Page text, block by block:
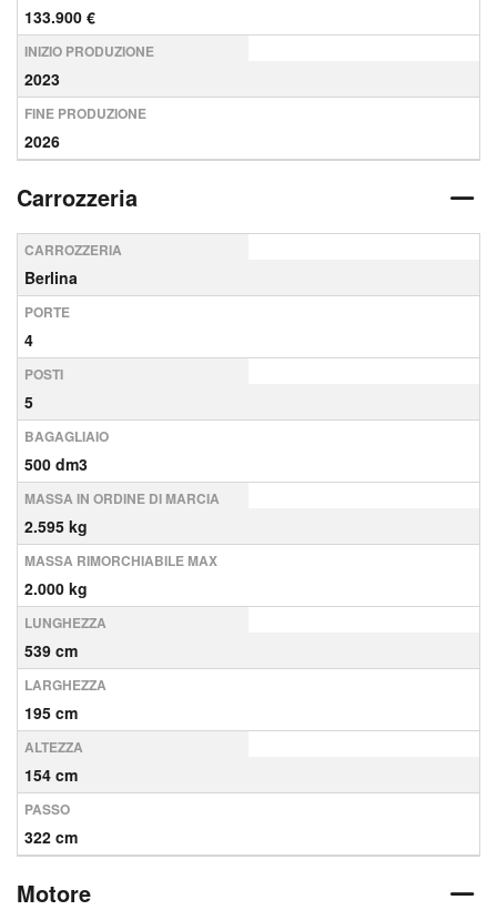
133.900 €
INIZIO PRODUZIONE
2023
FINE PRODUZIONE
2026
Carrozzeria
CARROZZERIA
Berlina
PORTE
4
POSTI
5
BAGAGLIAIO
500 dm3
MASSA IN ORDINE DI MARCIA
2.595 kg
MASSA RIMORCHIABILE MAX
2.000 kg
LUNGHEZZA
539 cm
LARGHEZZA
195 cm
ALTEZZA
154 cm
PASSO
322 cm
Motore